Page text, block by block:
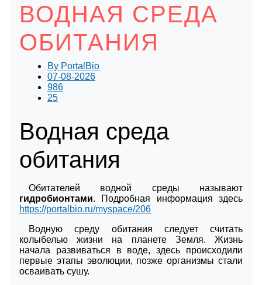
ВОДНАЯ СРЕДА
ОБИТАНИЯ
By PortalBio
07-08-2026
986
25
Водная среда
обитания
Обитателей водной среды называют
гидробионтами. Подробная информация здесь
https://portalbio.ru/myspace/206
Водную среду обитания следует считать
колыбелью жизни на планете Земля. Жизнь
начала развиваться в воде, здесь происходили
первые этапы эволюции, позже организмы стали
осваивать сушу.